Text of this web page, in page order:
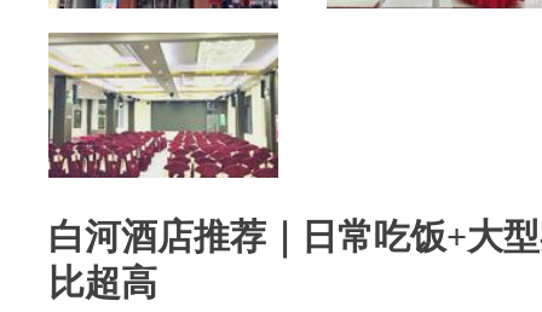
白河酒店推荐｜日常吃饭+大
比超高